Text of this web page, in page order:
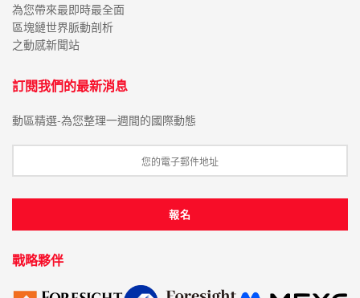
為您帶來最即時最全面
區塊鏈世界脈動剖析
之動感新聞站
訂閱我們的最新消息
動區精選-為您整理一週間的國際動態
戰略夥伴